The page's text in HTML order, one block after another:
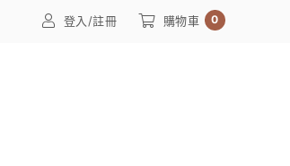
登入/註冊 購物車 0